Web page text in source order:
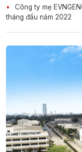
Công ty mẹ
tháng đầu năm 2022